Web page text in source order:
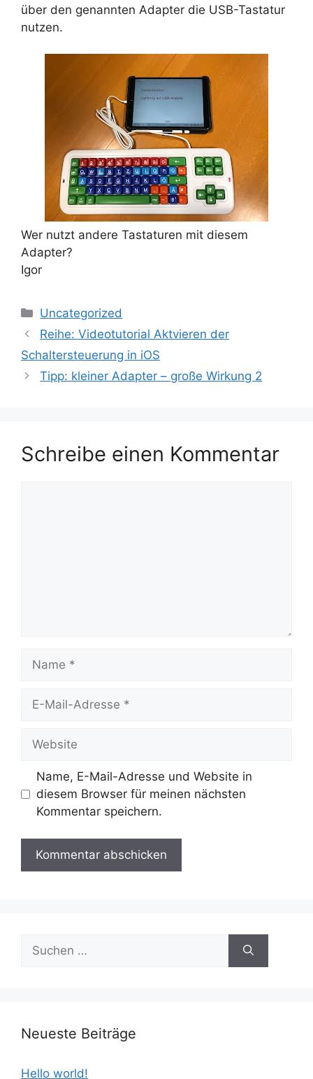
über den genannten Adapter die USB-Tastatur
nutzen.
Wer nutzt andere Tastaturen mit diesem
Adapter?
Igor
Kategorien
Uncategorized
Reihe: Videotutorial Aktvieren der
Schaltersteuerung in iOS
Tipp: kleiner Adapter – große Wirkung 2
Schreibe einen Kommentar
Name
Website
Name, E-Mail-Adresse und Website in
diesem Browser für meinen nächsten
Kommentar speichern.
nach:
Neueste Beiträge
Hello world!